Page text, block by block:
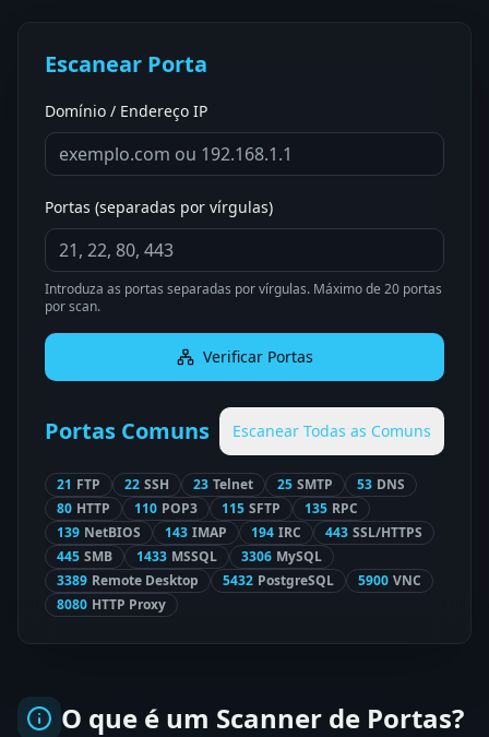
Escanear Porta
Domínio / Endereço IP
Portas (separadas por vírgulas)
Introduza as portas separadas por vírgulas. Máximo de 20 portas
por scan.
Verificar Portas
Portas Comuns Escanear Todas as Comuns
21 FTP 22 SSH 23 Telnet 25 SMTP 53 DNS
80 HTTP 110 POP3 115 SFTP 135 RPC
139 NetBIOS 143 IMAP 194 IRC 443 SSL/HTTPS
445 SMB 1433 MSSQL 3306 MySQL
3389 Remote Desktop 5432 PostgreSQL 5900 VNC
8080 HTTP Proxy
O que é um Scanner de Portas?